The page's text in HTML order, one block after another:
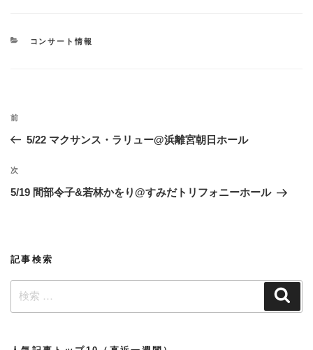
カ
コンサート情報
投
ビ
ゲ
ン
過
去
投
稿
前
5/22 マクサンス・ラリュー@浜離宮朝日ホール
次
の
次
5/19 間部令子&若林かをり@すみだトリフォニーホール
記事検索
索: